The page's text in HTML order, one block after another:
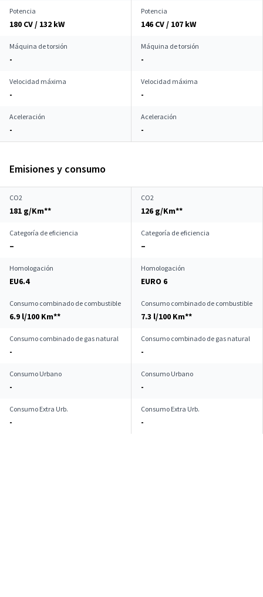
Potencia
180 CV / 132 kW
Potencia
146 CV / 107 kW
Máquina de torsión
-
Máquina de torsión
-
Velocidad máxima
-
Velocidad máxima
-
Aceleración
-
Aceleración
-
Emisiones y consumo
CO2
181 g/Km**
CO2
126 g/Km**
Categoría de eficiencia
–
Categoría de eficiencia
–
Homologación
EU6.4
Homologación
EURO 6
Consumo combinado de combustible
6.9 l/100 Km**
Consumo combinado de combustible
7.3 l/100 Km**
Consumo combinado de gas natural
-
Consumo combinado de gas natural
-
Consumo Urbano
-
Consumo Urbano
-
Consumo Extra Urb.
-
Consumo Extra Urb.
-